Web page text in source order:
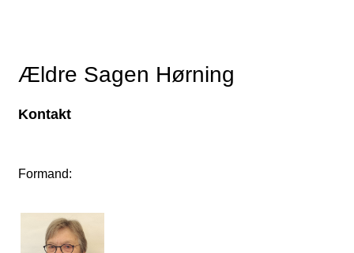
Ældre Sagen Hørning
Kontakt
Formand: